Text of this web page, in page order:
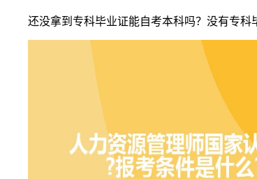
还没拿到专科毕业证能自考本科吗？没有专科